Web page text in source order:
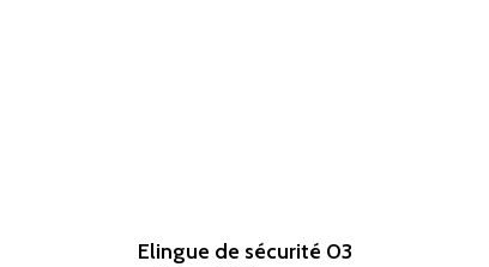
Elingue de sécurité 03